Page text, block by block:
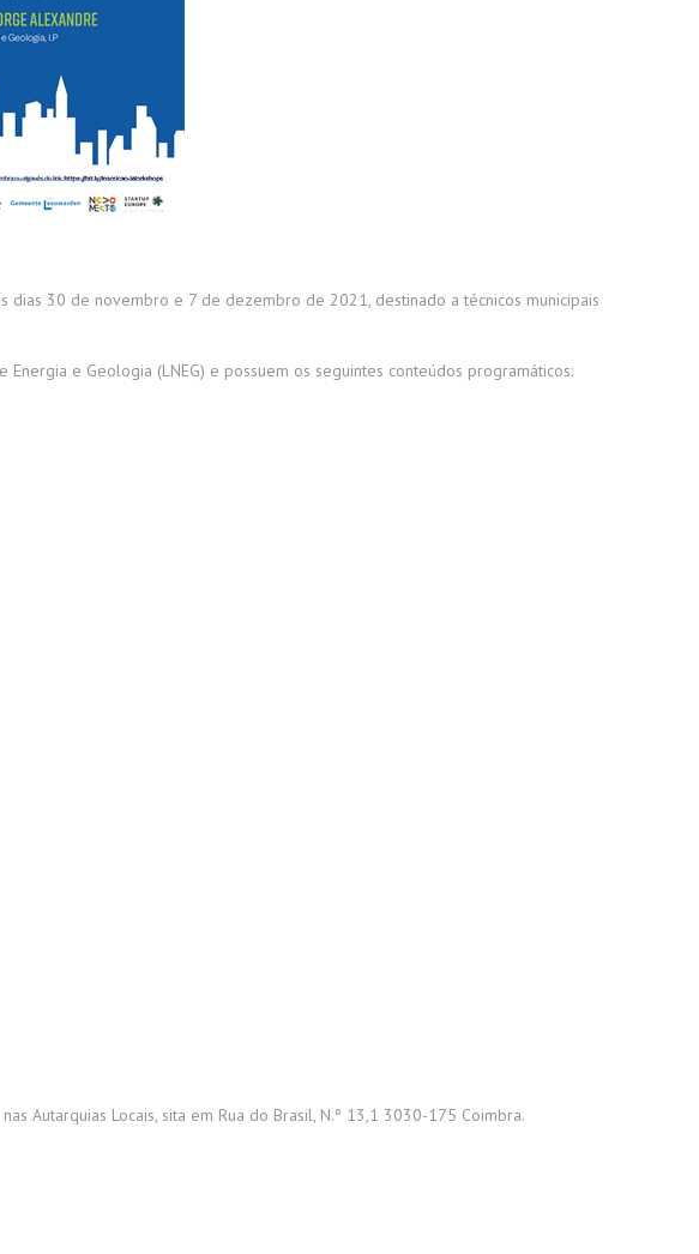
dias 30 de novembro e 7 de dezembro de 2021, destinado a técnicos municipais
e Geologia (LNEG) e possuem os seguintes conteúdos programáticos:
Autarquias Locais, sita em Rua do Brasil, N.º 13,1 3030-175 Coimbra.